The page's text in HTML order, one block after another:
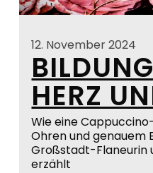
12. November 2024
HERZ
Wie eine
Ohren und genauem
Großstadt-Flaneurin
erzählt